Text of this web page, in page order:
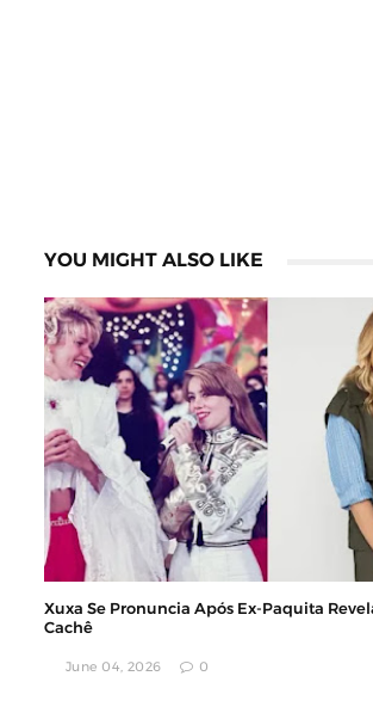
YOU MIGHT ALSO LIKE
Xuxa Se Pronuncia Após Ex-Paquita
Cachê
June 04, 2026 0